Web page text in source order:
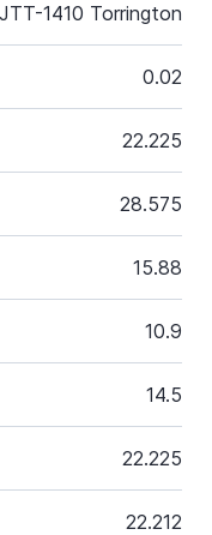
JTT-1410 Torrington
0.02
22.225
28.575
15.88
10.9
14.5
22.225
22.212